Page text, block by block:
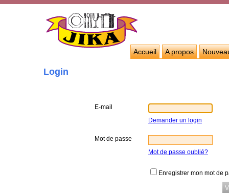
Accueil A propos
Login
E-mail
Demander un login
Mot de passe
Mot de passe oublié?
Enregistrer mon mot de